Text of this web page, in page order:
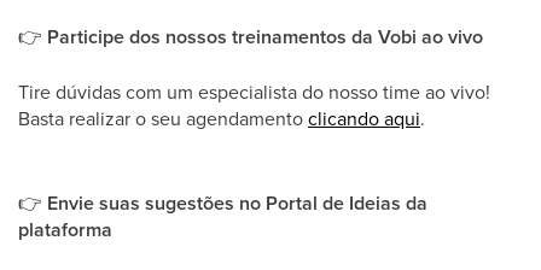
👉 ​Participe dos nossos treinamentos da Vobi ao vivo
Tire dúvidas com um especialista do nosso time ao vivo!
Basta realizar o seu agendamentoclicando aqui.
👉 Envie suas sugestões no Portal de Ideias da
plataforma